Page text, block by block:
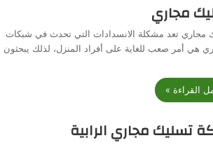
مجاري
مجاري تعد مشكلة الانسدادات التي تحدث في شبكات
هي أمر صعب للغاية على أفراد المنزل، لذلك يبحثون
القراءة »
تسليك مجاري الرابية